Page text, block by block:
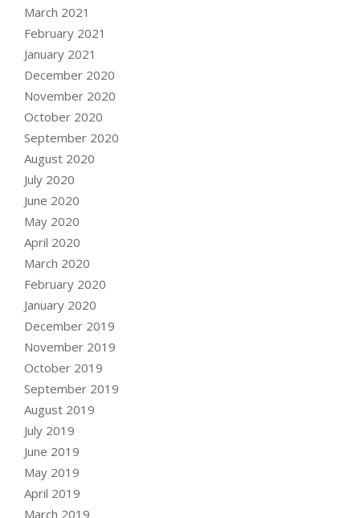
March 2021
February 2021
January 2021
December 2020
November 2020
October 2020
September 2020
August 2020
July 2020
June 2020
May 2020
April 2020
March 2020
February 2020
January 2020
December 2019
November 2019
October 2019
September 2019
August 2019
July 2019
June 2019
May 2019
April 2019
March 2019